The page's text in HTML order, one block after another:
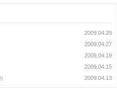
2009.04.29
2009.04.27
2009.04.19
2009.04.15
2009.04.13